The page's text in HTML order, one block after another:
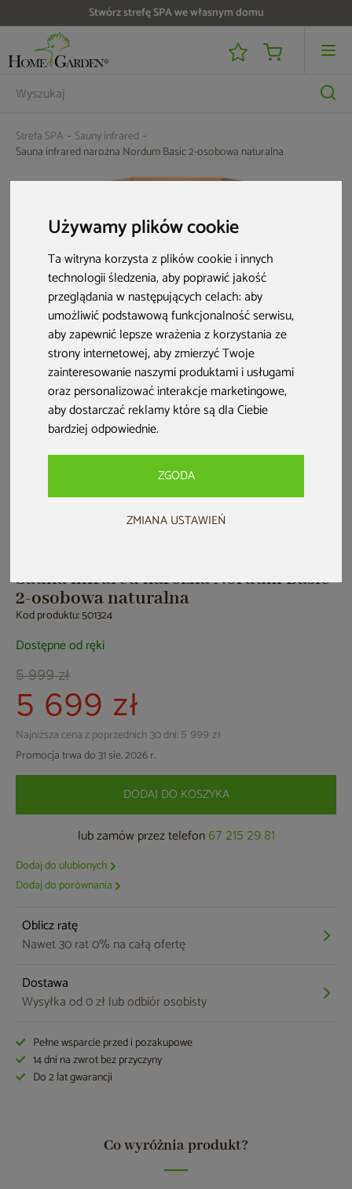
Używamy plików cookie
Ta witryna korzysta z plików cookie i innych
technologii śledzenia, aby poprawić jakość
przeglądania w następujących celach:aby
umożliwić podstawową funkcjonalność serwisu,
aby zapewnić lepsze wrażenia z korzystania ze
strony internetowej,aby zmierzyć Twoje
zainteresowanie naszymi produktami i usługami
oraz personalizować interakcje marketingowe,
aby dostarczać reklamy które są dla Ciebie
bardziej odpowiednie.
ZGODA
ZMIANA USTAWIEŃ
Stwórz strefę SPA we własnym domu
Do 25 000 zł zwrotu na kartę i raty RRSO 0%
Strefa SPA
Sauny infrared
Sauna infrared narożna Nordum Basic 2-osobowa naturalna
Sauna infrared narożna Nordum Basic
2-osobowa naturalna
Kod produktu: 501324
Dostępne od ręki
5 999 zł
5 699 zł
Najniższa cena z poprzednich 30 dni: 5 999 zł
Promocja trwa do 31 sie. 2026 r.
DODAJ DO KOSZYKA
lub zamów przez telefon 67 215 29 81
Dodaj do ulubionych
Dodaj do porównania
Oblicz ratę
Nawet 30 rat 0% na całą ofertę
Dostawa
Wysyłka od 0 zł lub odbiór osobisty
Pełne wsparcie przed i pozakupowe
14 dni na zwrot bez przyczyny
Do 2 lat gwarancji
Co wyróżnia produkt?